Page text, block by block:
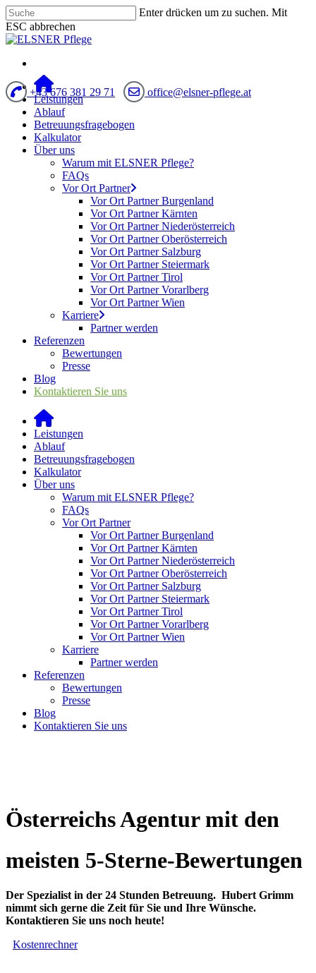
Enter drücken um zu suchen. Mit
ESC abbrechen
+43 676 381 29 71 office@elsner-pflege.at
Leistungen
Ablauf
Betreuungsfragebogen
Kalkulator
Über uns
Warum mit ELSNER Pflege?
FAQs
Vor Ort Partner
Vor Ort Partner Burgenland
Vor Ort Partner Kärnten
Vor Ort Partner Niederösterreich
Vor Ort Partner Oberösterreich
Vor Ort Partner Salzburg
Vor Ort Partner Steiermark
Vor Ort Partner Tirol
Vor Ort Partner Vorarlberg
Vor Ort Partner Wien
Karriere
Partner werden
Referenzen
Bewertungen
Presse
Blog
Kontaktieren Sie uns
Leistungen
Ablauf
Betreuungsfragebogen
Kalkulator
Über uns
Warum mit ELSNER Pflege?
FAQs
Vor Ort Partner
Vor Ort Partner Burgenland
Vor Ort Partner Kärnten
Vor Ort Partner Niederösterreich
Vor Ort Partner Oberösterreich
Vor Ort Partner Salzburg
Vor Ort Partner Steiermark
Vor Ort Partner Tirol
Vor Ort Partner Vorarlberg
Vor Ort Partner Wien
Karriere
Partner werden
Referenzen
Bewertungen
Presse
Blog
Kontaktieren Sie uns
Österreichs Agentur mit den
meisten 5-Sterne-Bewertungen
Der Spezialist in der 24 Stunden Betreuung. Hubert Grimm
nimmt sich gerne die Zeit für Sie und Ihre Wünsche.
Kontaktieren Sie uns noch heute!
Kostenrechner